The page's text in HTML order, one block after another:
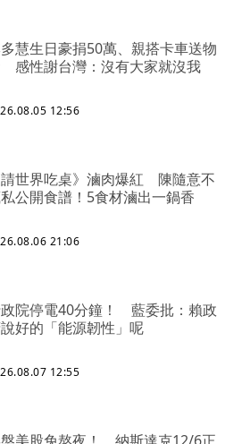
慧生日豪捐50萬、親搭卡車送物
感性謝台灣：沒有大家就沒我
12:56
請世界吃桌》滷肉爆紅 陳隨意不
公開食譜！5食材滷出一鍋香
21:06
院停電40分鐘！ 藍委批：賴政
好的「能源韌性」呢
12:55
美股免熬夜！ 納斯達克12/6正